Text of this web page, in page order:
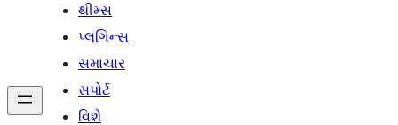
થીમ્સ
પ્લગિન્સ
સમાચાર
સપોર્ટ
વિશે